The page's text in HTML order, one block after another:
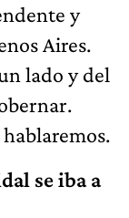
y
Aires.
lado y del
se iba a